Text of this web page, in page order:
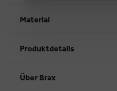
Material
Produktdetails
Über Brax